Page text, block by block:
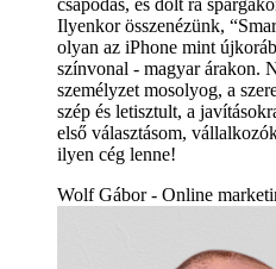
Ilyenkor összenézünk,
olyan az iPhone mint
színvonal - magyar árakon.
személyzet mosolyog, a
szép és letisztult, a
első választásom,
ilyen cég lenne!
Wolf Gábor - Online